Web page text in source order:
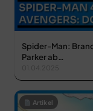
Spider-Man:
Parker ab…
01.04.2025
Artikel